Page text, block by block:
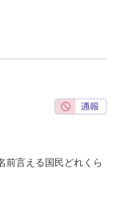
前言える国民どれくら